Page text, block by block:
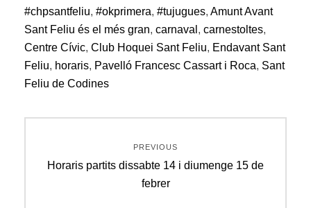
#chpsantfeliu, #okprimera, #tujugues, Amunt Avant
Sant Feliu és el més gran, carnaval , carnestoltes,
Centre Cívic, Club Hoquei Sant Feliu, Endavant Sant
Feliu, horaris, Pavelló Francesc Cassart i Roca, Sant
Feliu de Codines
d'entrades
PREVIOUS
Previous
Horaris partits dissabte 14 i diumenge 15 de
febrer